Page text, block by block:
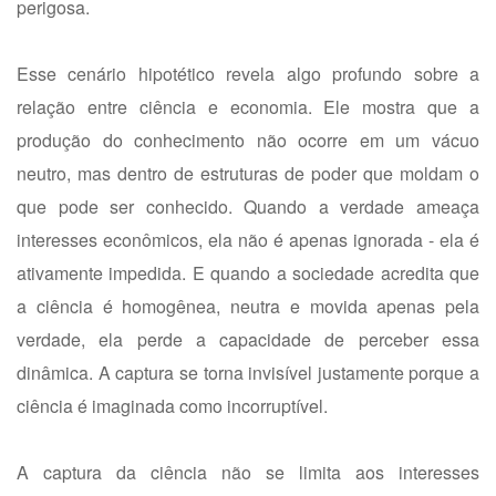
perigosa.
Esse cenário hipotético revela algo profundo sobre a
relação entre ciência e economia. Ele mostra que a
produção do conhecimento não ocorre em um vácuo
neutro, mas dentro de estruturas de poder que moldam o
que pode ser conhecido. Quando a verdade ameaça
interesses econômicos, ela não é apenas ignorada - ela é
ativamente impedida. E quando a sociedade acredita que
a ciência é homogênea, neutra e movida apenas pela
verdade, ela perde a capacidade de perceber essa
dinâmica. A captura se torna invisível justamente porque a
ciência é imaginada como incorruptível.
A captura da ciência não se limita aos interesses